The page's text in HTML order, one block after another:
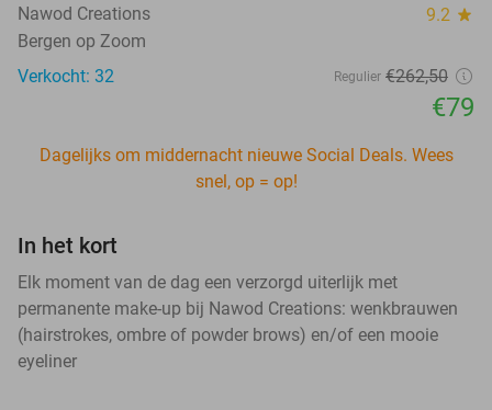
Nawod Creations 9.2 star
Bergen op Zoom
Verkocht: 32
Regulier €262,50
€79
Dagelijks om middernacht nieuwe Social Deals. Wees
snel, op = op!
In het kort
Elk moment van de dag een verzorgd uiterlijk met
permanente make-up bij Nawod Creations: wenkbrauwen
(hairstrokes, ombre of powder brows) en/of een mooie
eyeliner